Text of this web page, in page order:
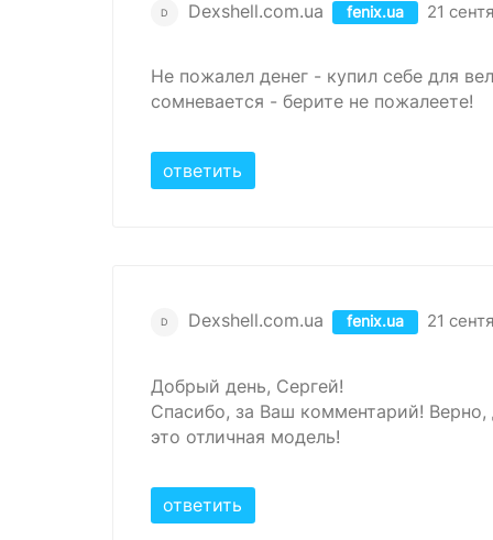
D Dexshell.com.ua fenix.ua 21
Не пожалел денег - купил себе для
сомневается - берите не пожалеете!
ответить
D Dexshell.com.ua fenix.ua 21
Добрый день, Сергей!
Спасибо, за Ваш комментарий! Верно,
это отличная модель!
ответить